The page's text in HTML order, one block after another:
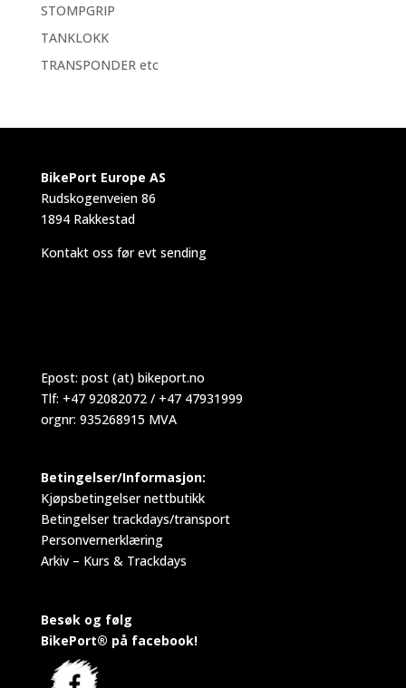
STOMPGRIP
TANKLOKK
TRANSPONDER etc
BikePort Europe AS
Rudskogenveien 86
1894 Rakkestad
Kontakt oss før evt sending
Epost: post (at) bikeport.no
Tlf: +47 92082072 / +47 47931999
orgnr: 935268915 MVA
Betingelser/Informasjon:
Kjøpsbetingelser nettbutikk
Betingelser trackdays/transport
Personvernerklæring
Arkiv – Kurs & Trackdays
Besøk og følg
BikePort® på facebook!